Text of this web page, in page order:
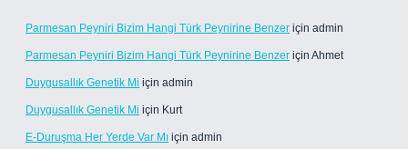
Parmesan Peyniri Bizim Hangi Türk Peynirine Benzer için admin
Parmesan Peyniri Bizim Hangi Türk Peynirine Benzer için Ahmet
Duygusallık Genetik Mi için admin
Duygusallık Genetik Mi için Kurt
E-Duruşma Her Yerde Var Mı için admin